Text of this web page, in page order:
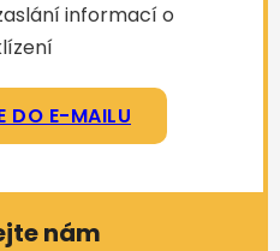
informací o
DO E-MAILU
nám